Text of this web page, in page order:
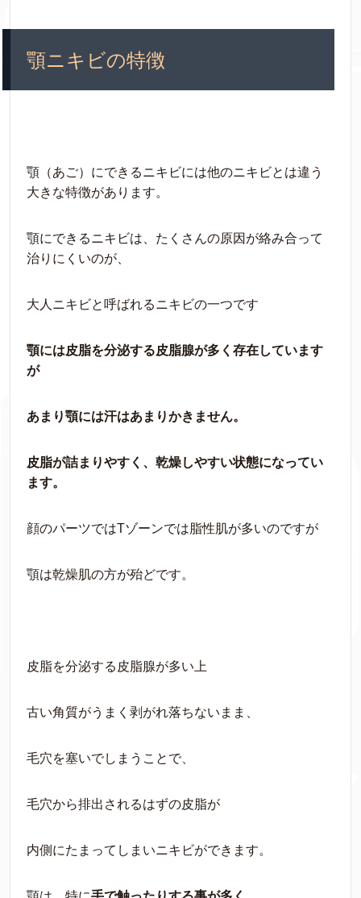
顎ニキビの特徴
顎（あご）にできるニキビには他のニキビとは違う
大きな特徴があります。
顎にできるニキビは、たくさんの原因が絡み合って
治りにくいのが、
大人ニキビと呼ばれるニキビの一つです
顎には皮脂を分泌する皮脂腺が多く存在しています
が
あまり顎には汗はあまりかきません。
皮脂が詰まりやすく、乾燥しやすい状態になってい
ます。
顔のパーツではTゾーンでは脂性肌が多いのですが
顎は乾燥肌の方が殆どです。
皮脂を分泌する皮脂腺が多い上
古い角質がうまく剥がれ落ちないまま、
毛穴を塞いでしまうことで、
毛穴から排出されるはずの皮脂が
内側にたまってしまいニキビができます。